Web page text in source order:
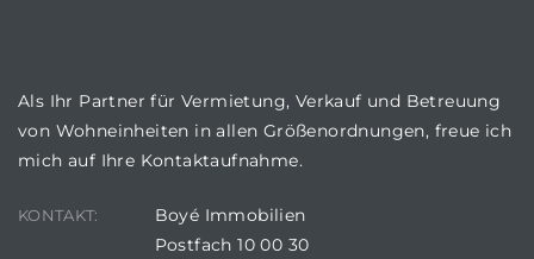
Als Ihr Partner für Vermietung, Verkauf und Betreuung
von Wohneinheiten in allen Größenordnungen, freue ich
mich auf Ihre Kontaktaufnahme.
KONTAKT:
Boyé Immobilien
Postfach 10 00 30